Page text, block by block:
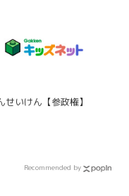
せいけん【参政権】
Recommended by